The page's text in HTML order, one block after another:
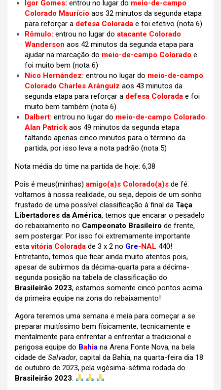
Igor Gomes: entrou no lugar do meio-de-campo
Colorado Maurício aos 32 minutos da segunda etapa
para reforçar a defesa Colorada e foi efetivo (nota 6)
Rômulo: entrou no lugar do atacante Colorado
Wanderson aos 42 minutos da segunda etapa para
ajudar na marcação do meio-de-campo Colorado e
foi muito bem (nota 6)
Nico Hernández: entrou no lugar do meio-de-campo
Colorado Charles Aránguiz aos 43 minutos da
segunda etapa para reforçar a defesa Colorada e foi
muito bem também (nota 6)
Dalbert: entrou no lugar do meio-de-campo Colorado
Alan Patrick aos 49 minutos da segunda etapa
faltando apenas cinco minutos para o término da
partida, por isso leva a nota padrão (nota 5)
Nota média do time na partida de hoje: 6,38
Pois é meus(minhas) amigo(a)s Colorado(a)s de fé:
voltamos à nossa realidade, ou seja, depois de um sonho
frustado de uma possível classificação à final da Taça
Libertadores da América, temos que encarar o pesadelo
do rebaixamento no Campeonato Brasileiro de frente,
sem postergar. Por isso foi extremamente importante
estavitória Colorada de 3 x 2 no Gre-NAL 440!
Entretanto, temos que ficar ainda muito atentos pois,
apesar de subirmos da décima-quarta para a décima-
segunda posição na tabela de classificação do
Brasileirão 2023, estamos somente cinco pontos acima
da primeira equipe na zona do rebaixamento!
Agora teremos uma semana e meia para começar a se
preparar muitíssimo bem físicamente, tecnicamente e
mentalmente para enfrentar a enfrentar a tradicional e
perigosa equipe do Bahia na Arena Fonte Nova, na bela
cidade de Salvador, capital da Bahia, na quarta-feira dia 18
de outubro de 2023, pela vigésima-sétima rodada do
Brasileirão 2023.